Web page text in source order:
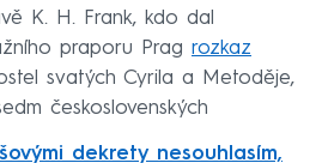
K. H. Frank, kdo dal
praporu Prag rozkaz
svatých Cyrila a Metoděje,
československých
dekrety nesouhlasím,